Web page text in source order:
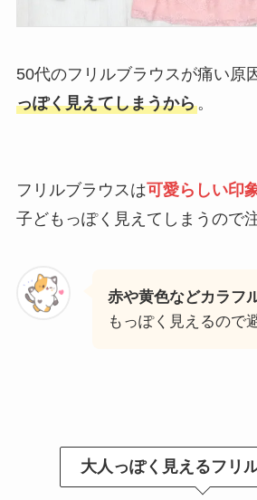
50代のフリルブラウスが痛い原
っぽく見えてしまうから。
フリルブラウスは可愛らしい印
子どもっぽく見えてしまうので
赤や黄色などカラフ
もっぽく見えるので
大人っぽく見えるフリ